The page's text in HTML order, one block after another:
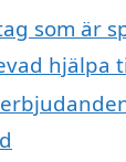
som är
hjälpa